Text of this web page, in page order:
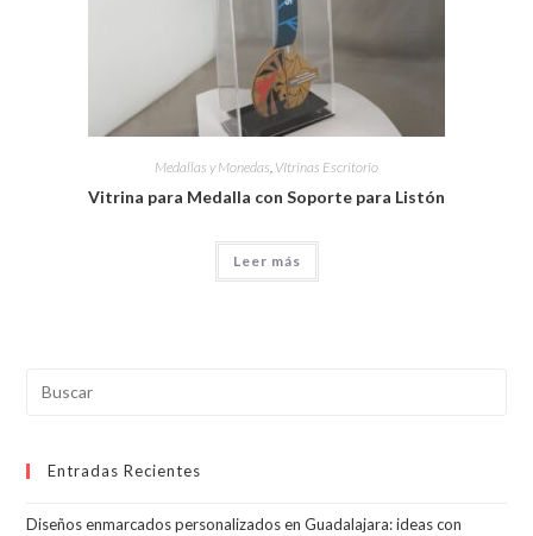
Medallas y Monedas, VItrinas Escritorio
Vitrina para Medalla con Soporte para Listón
Leer más
Entradas Recientes
Diseños enmarcados personalizados en Guadalajara: ideas con